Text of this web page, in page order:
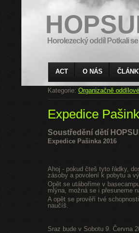
Horolezecký oddíl Potkali
ACT O NÁS
Kategorie: Organizačně
Expedice
Soustředění dětí
Expedice Pašinka 2016
Ahoj - pokud čteš tyto řádky,
zásoby a povolení k pobytu a
Opět se utáboříme v
mlýna, možná se i přesuneme
A opět se prověří tvé
naučíš.
Sraz bude v Sobotu 9. Června